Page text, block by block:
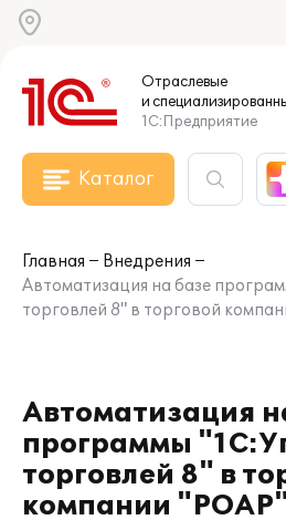
Отраслевые
и
1С:Предприятие
Каталог
Главная
Внедрения
Автоматизация на базе
торговлей 8" в торговой
Автоматизация
программы
торговлей 8" в
компании "РОАР"